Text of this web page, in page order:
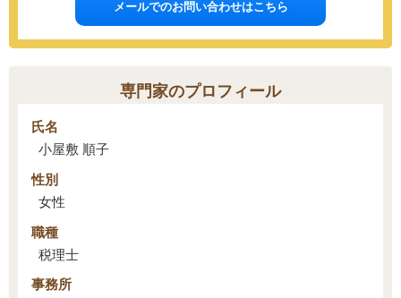
メールでのお問い合わせはこちら
専門家のプロフィール
氏名
小屋敷 順子
性別
女性
職種
税理士
事務所